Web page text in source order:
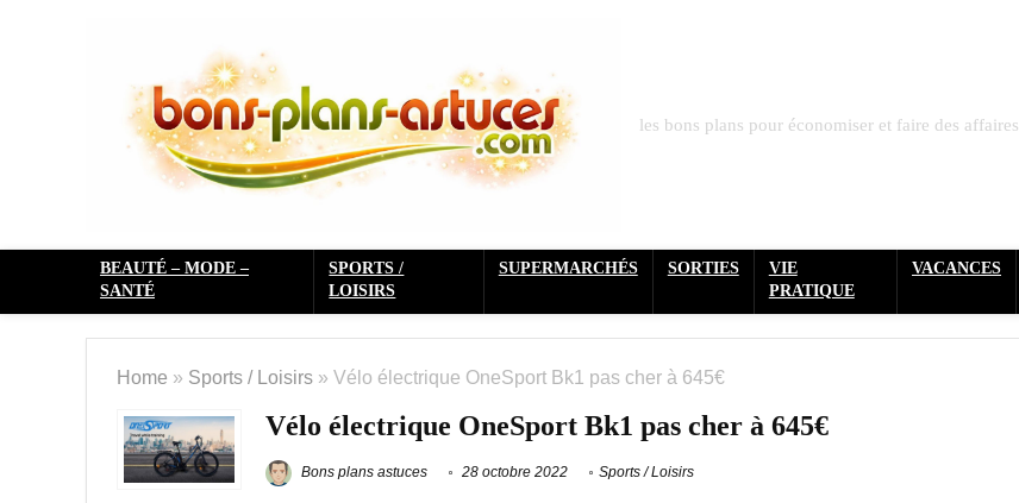
les bons plans pour économiser et faire des affaires
BEAUTÉ – MODE –
SANTÉ
SPORTS /
LOISIRS
SUPERMARCHÉS SORTIES
VIE
PRATIQUE
VACANCES
Home » Sports / Loisirs » Vélo électrique OneSport Bk1 pas cher à 645€
Vélo électrique OneSport Bk1 pas cher à 645€
Bons plans astuces 28 octobre 2022 Sports / Loisirs